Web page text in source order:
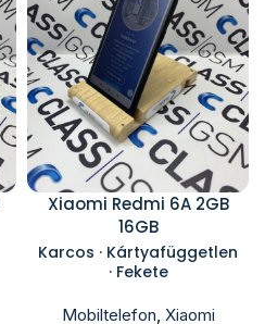
Xiaomi Redmi 6A 2GB
16GB
Karcos · Kártyafüggetlen
· Fekete
Mobiltelefon, Xiaomi